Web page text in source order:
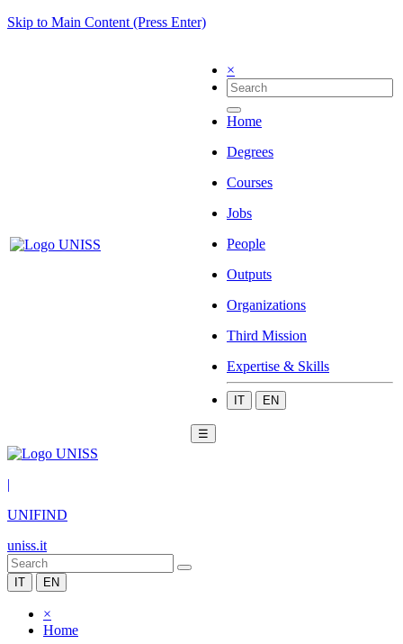
Skip to Main Content (Press Enter)
×
Home
Degrees
Courses
Jobs
People
Outputs
Organizations
Third Mission
Expertise & Skills
IT EN
☰
|
UNIFIND
uniss.it
IT EN
×
Home